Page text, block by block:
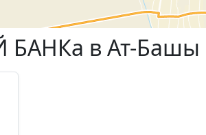
БАНКа в Ат-Башы